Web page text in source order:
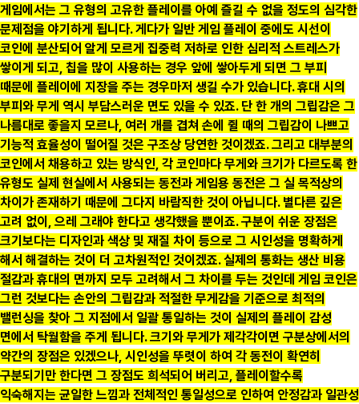
게임에서는 그 유형의 고유한 플레이를 아예 즐길 수 없을 정도의 심각한
문제점을 야기하게 됩니다. 게다가 일반 게임 플레이 중에도 시선이
코인에 분산되어 알게 모르게 집중력 저하로 인한 심리적 스트레스가
쌓이게 되고, 칩을 많이 사용하는 경우 앞에 쌓아두게 되면 그 부피
때문에 플레이에 지장을 주는 경우마저 생길 수가 있습니다. 휴대 시의
부피와 무게 역시 부담스러운 면도 있을 수 있죠. 단 한 개의 그립감은 그
나름대로 좋을지 모르나, 여러 개를 겹쳐 손에 쥘 때의 그립감이 나쁘고
기능적 효율성이 떨어질 것은 구조상 당연한 것이겠죠. 그리고 대부분의
코인에서 채용하고 있는 방식인, 각 코인마다 무게와 크기가 다르도록 한
유형도 실제 현실에서 사용되는 동전과 게임용 동전은 그 실 목적상의
차이가 존재하기 때문에 그다지 바람직한 것이 아닙니다. 별다른 깊은
고려 없이, 으레 그래야 한다고 생각했을 뿐이죠. 구분이 쉬운 장점은
크기보다는 디자인과 색상 및 재질 차이 등으로 그 시인성을 명확하게
해서 해결하는 것이 더 고차원적인 것이겠죠. 실제의 통화는 생산 비용
절감과 휴대의 면까지 모두 고려해서 그 차이를 두는 것인데 게임 코인은
그런 것보다는 손안의 그립감과 적절한 무게감을 기준으로 최적의
밸런싱을 찾아 그 지점에서 일괄 통일하는 것이 실제의 플레이 감성
면에서 탁월함을 주게 됩니다. 크기와 무게가 제각각이면 구분상에서의
약간의 장점은 있겠으나, 시인성을 뚜렷이 하여 각 동전이 확연히
구분되기만 한다면 그 장점도 희석되어 버리고, 플레이할수록
익숙해지는 균일한 느낌과 전체적인 통일성으로 인하여 안정감과 일관성